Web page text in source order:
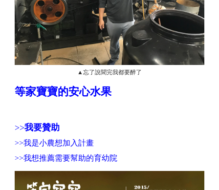
▲忘了說聞完我都要醉了
等家寶寶的安心水果
>>我要贊助
>>我是小農想加入計畫
>>我想推薦需要幫助的育幼院